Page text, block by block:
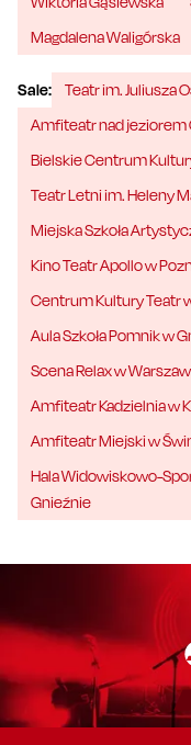
Magdalena Waligórska
Sale:
Teatr im. Juliusza
Amfiteatr nad jeziorem
Bielskie Centrum
Teatr Letni im. Heleny
Miejska Szkoła
Kino Teatr Apollo w
Centrum Kultury Teatr
Aula Szkoła Pomnik w
Scena Relax w
Amfiteatr Kadzielnia w
Amfiteatr Miejski w
Hala Widowiskowo-
Gnieźnie